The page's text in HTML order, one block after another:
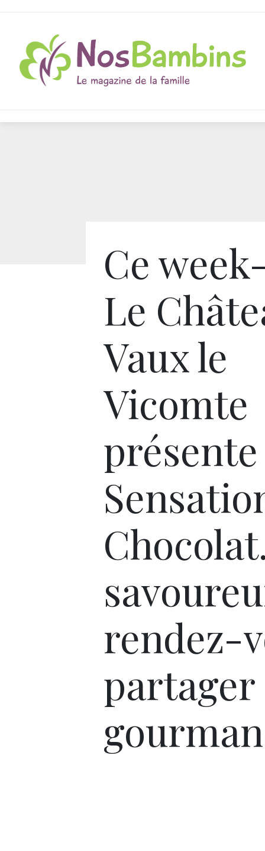
Ce
Le
Vaux le
Vicomte
présente
rendez-